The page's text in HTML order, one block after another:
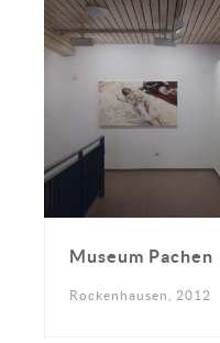
Museum Pachen
Rockenhausen, 2012